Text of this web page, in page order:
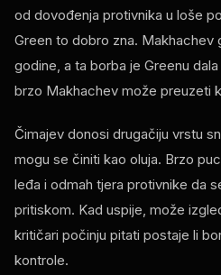
od dovođenja protivnika u loše
Green to dobro zna. Makhachev
godine, a ta borba je Greenu
brzo Makhachev može preuzeti
Čimajev donosi drugačiju vrstu
mogu se činiti kao oluja. Brzo
leđa i odmah tjera protivnike da
pritiskom. Kad uspije, može
kritičari počinju pitati postaje li
kontrole.